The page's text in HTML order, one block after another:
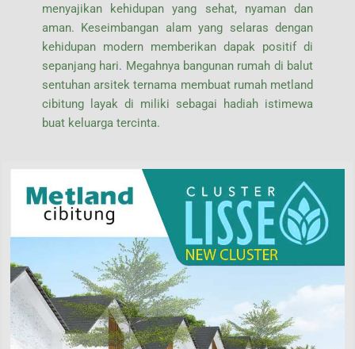
menyajikan kehidupan yang sehat, nyaman dan
aman. Keseimbangan alam yang selaras dengan
kehidupan modern memberikan dapak positif di
sepanjang hari. Megahnya bangunan rumah di balut
sentuhan arsitek ternama membuat rumah metland
cibitung layak di miliki sebagai hadiah istimewa
buat keluarga tercinta.